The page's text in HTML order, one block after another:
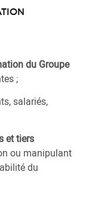
du Groupe
;
salariés,
et tiers
ou manipulant
du